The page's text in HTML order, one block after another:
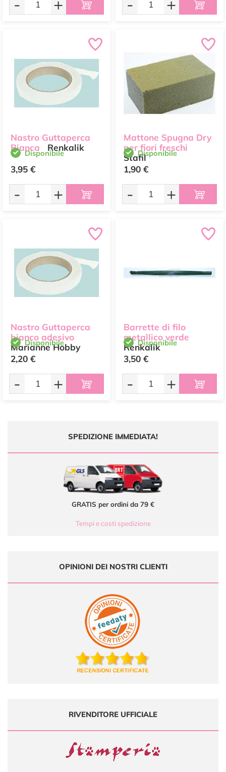
- + - +
Nastro Guttaperca
Bianca
Renkalik
Disponibile
3,95 €
- +
Mattone Spugna Dry
per fiori freschi
StafilDisponibile
1,90 €
- +
Nastro Guttaperca
bianco adesivo
Marianne Hobby
Disponibile
2,20 €
- +
Barrette di filo
metallico verde
Renkalik
Disponibile
3,50 €
- +
SPEDIZIONE IMMEDIATA!
GRATIS per ordini da 79 €
Tempi e costi spedizione
OPINIONI DEI NOSTRI CLIENTI
RIVENDITORE UFFICIALE